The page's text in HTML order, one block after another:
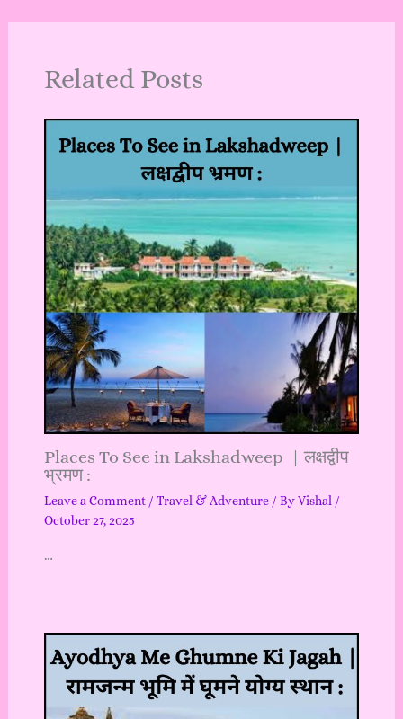
Related Posts
Places To See in Lakshadweep | लक्षद्वीप
भ्रमण :
Leave a Comment / Travel & Adventure/ ByVishal /
October 27, 2025
…